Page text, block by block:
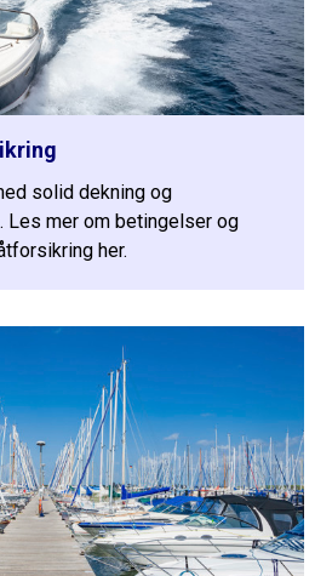
solid dekning og
Les mer om betingelser og
her.